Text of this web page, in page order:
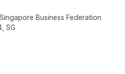
Business Federation
SG